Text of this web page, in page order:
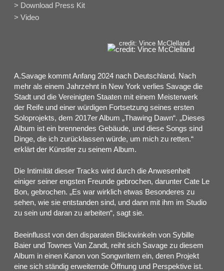
> Download Press Kit
> Video
credit: Vince McClelland
A.Savage kommt Anfang 2024 nach Deutschland. Nach
mehr als einem Jahrzehnt in New York verlies Savage die
Stadt und die Vereinigten Staaten mit einem Meisterwerk
der Reife und einer würdigen Fortsetzung seines ersten
Soloprojekts, dem 2017er Album „Thawing Dawn“. „Dieses
Album ist ein brennendes Gebäude, und diese Songs sind
Dinge, die ich zurücklassen würde, um mich zu retten.“
erklärt der Künstler zu seinem Album.
Die Intimität dieser Tracks wird durch die Anwesenheit
einiger seiner engsten Freunde gebrochen, darunter Cate Le
Bon, gebrochen. „Es war wirklich etwas Besonderes zu
sehen, wie sie entstanden sind, und dann mit ihm im Studio
zu sein und daran zu arbeiten“, sagt sie.
Beeinflusst von den disparaten Blickwinkeln von Sybille
Baier und Townes Van Zandt, reiht sich Savage zu diesem
Album in einen Kanon von Songwritern ein, deren Projekt
eine sich ständig erweiternde Öffnung und Perspektive ist.